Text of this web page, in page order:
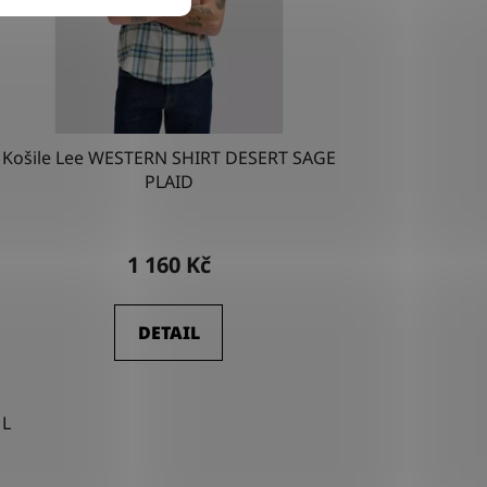
Košile Lee WESTERN SHIRT DESERT SAGE
PLAID
1 160 Kč
DETAIL
L